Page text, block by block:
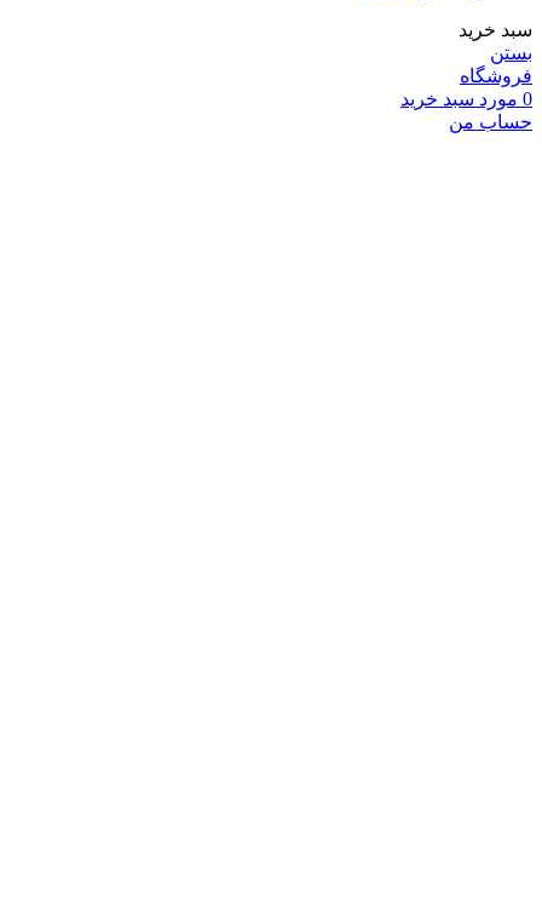
سبد خرید
بستن
فروشگاه
0 مورد سبد خرید
حساب من